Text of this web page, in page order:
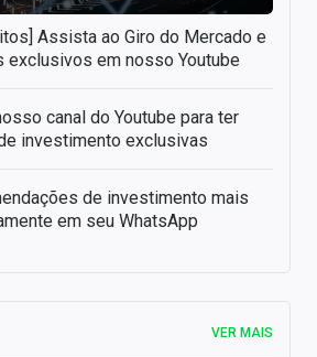
Assista ao Giro do Mercado e
exclusivos em nosso Youtube
canal do Youtube para ter
investimento exclusivas
de investimento mais
em seu WhatsApp
VER MAIS